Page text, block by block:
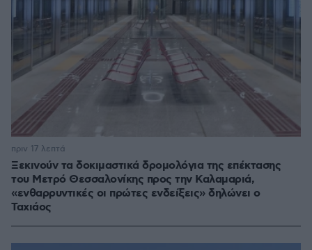
Ξεκινούν τα δοκιμαστικά δρομολόγια της επέκτασης
του Μετρό Θεσσαλονίκης προς την Καλαμαριά,
«ενθαρρυντικές οι πρώτες ενδείξεις» δηλώνει ο
Ταχιάος
πριν 17 λεπτά